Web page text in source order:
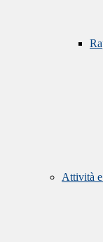
Attività